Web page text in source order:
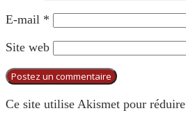
E-mail *
Site web
Ce site utilise Akismet pour